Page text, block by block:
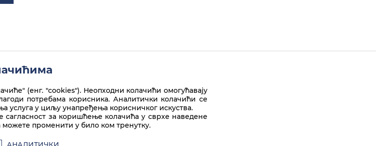
(енг. "cookies"). Неопходни колачићи омогућавају
потребама корисника. Аналитички колачићи се
услуга у циљу унапређења корисничког искуства.
сагласност за коришћење колачића у сврхе наведене
променити у било ком тренутку.